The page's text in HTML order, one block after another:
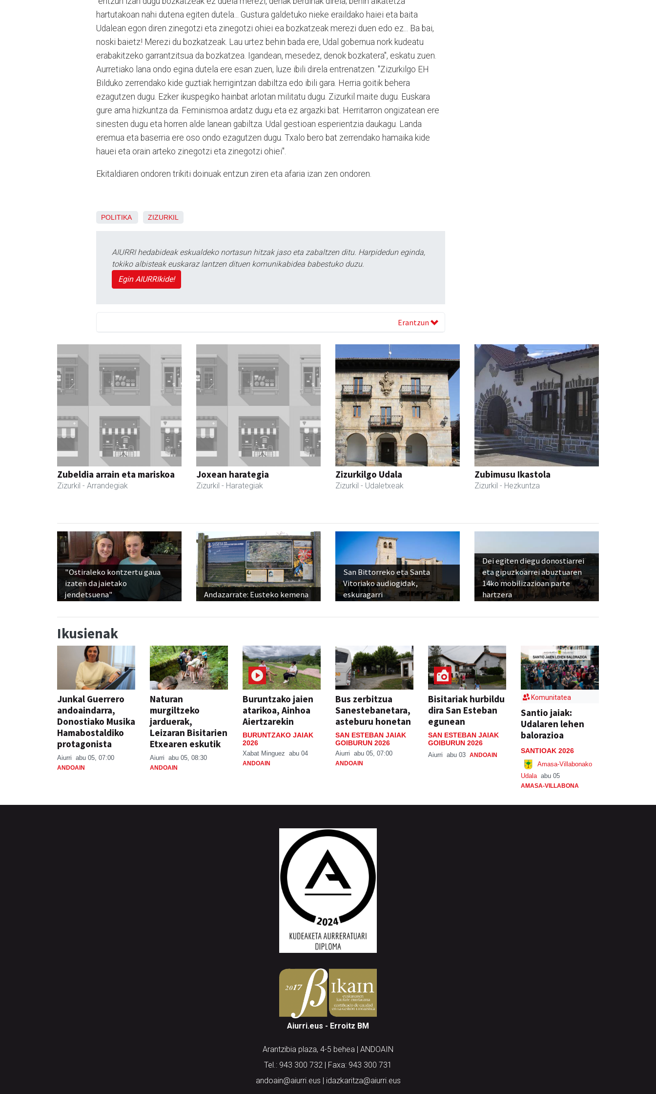
hartutakoan nahi dutena egiten dutela... Gustura galdetuko nieke eraildako haiei eta baita
Udalean egon diren zinegotzi eta zinegotzi ohiei ea bozkatzeak merezi duen edo ez... Ba bai,
noski baietz! Merezi du bozkatzeak. Lau urtez behin bada ere, Udal gobernua nork kudeatu
erabakitzeko garrantzitsua da bozkatzea. Igandean, mesedez, denok bozkatera", eskatu zuen.
Aurretiako lana ondo egina dutela ere esan zuen, luze ibili direla entrenatzen. "Zizurkilgo EH
Bilduko zerrendako kide guztiak herrigintzan dabiltza edo ibili gara. Herria goitik behera
ezagutzen dugu. Ezker ikuspegiko hainbat arlotan militatu dugu. Zizurkil maite dugu. Euskara
gure ama hizkuntza da. Feminismoa ardatz dugu eta ez argazki bat. Herritarron ongizatean ere
sinesten dugu eta horren alde lanean gabiltza. Udal gestioan esperientzia daukagu. Landa
eremua eta baserria ere oso ondo ezagutzen dugu. Txalo bero bat zerrendako hamaika kide
hauei eta orain arteko zinegotzi eta zinegotzi ohiei".
Ekitaldiaren ondoren trikiti doinuak entzun ziren eta afaria izan zen ondoren.
POLITIKA ZIZURKIL
AIURRI hedabideak eskualdeko nortasun hitzak jaso eta zabaltzen ditu. Harpidedun eginda,
tokiko albisteak euskaraz lantzen dituen komunikabidea babestuko duzu.
Egin AIURRIkide!
Erantzun
Zubeldia arrain eta mariskoa
Zizurkil - Arrandegiak
Joxean harategia
Zizurkil - Harategiak
Zizurkilgo Udala
Zizurkil - Udaletxeak
Zubimusu Ikastola
Zizurkil - Hezkuntza
"Ostiraleko kontzertu gaua
izaten da jaietako
jendetsuena"
Andazarrate: Eusteko kemena
San Bittorreko eta Santa
Vitoriako audiogidak,
eskuragarri
Dei egiten diegu donostiarrei
eta gipuzkoarrei abuztuaren
14ko mobilizazioan parte
hartzera
Ikusienak
Junkal Guerrero
andoaindarra,
Donostiako Musika
Hamabostaldiko
protagonista
Aiurri abu 05, 07:00
ANDOAIN
Naturan
murgiltzeko
jarduerak,
Leizaran Bisitarien
Etxearen eskutik
Aiurri abu 05, 08:30
ANDOAIN
Buruntzako jaien
atarikoa, Ainhoa
Aiertzarekin
BURUNTZAKO JAIAK
2026
Xabat Minguez abu 04
ANDOAIN
Bus zerbitzua
Sanestebanetara,
asteburu honetan
SAN ESTEBAN JAIAK
GOIBURUN 2026
Aiurri abu 05, 07:00
ANDOAIN
Bisitariak hurbildu
dira San Esteban
egunean
SAN ESTEBAN JAIAK
GOIBURUN 2026
Aiurri abu 03 ANDOAIN
Komunitatea
Santio jaiak:
Udalaren lehen
balorazioa
SANTIOAK 2026
Amasa-Villabonako
Udala abu 05
AMASA-VILLABONA
Aiurri.eus - Erroitz BM
Arantzibia plaza, 4-5 behea | ANDOAIN
Tel.: 943 300 732 | Faxa: 943 300 731
andoain@aiurri.eus | idazkaritza@aiurri.eus